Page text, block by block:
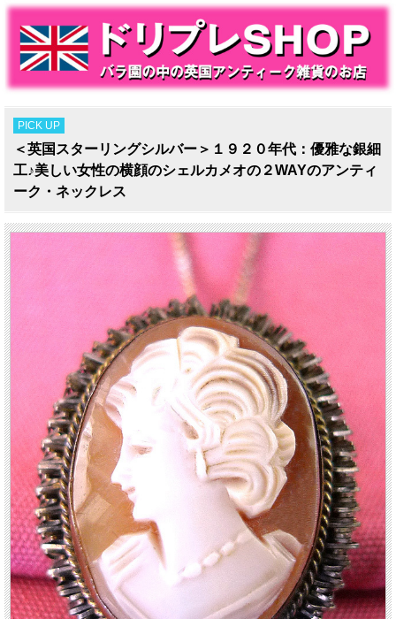
PICK UP
＜英国スターリングシルバー＞１９２０年代：優雅な銀細
工♪美しい女性の横顔のシェルカメオの２WAYのアンティ
ーク・ネックレス